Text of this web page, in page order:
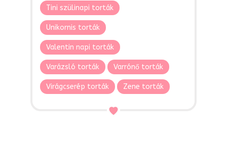
Tini szülinapi torták
Unikornis torták
Valentin napi torták
Varázsló torták Varrónő torták
Virágcserép torták Zene torták